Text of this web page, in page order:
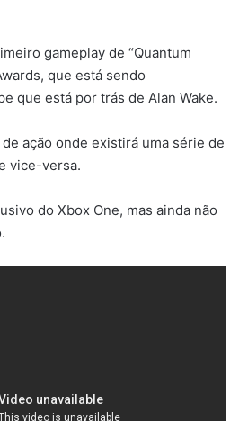
gameplay de “Quantum
que está sendo
que está por trás de Alan Wake.
ação onde existirá uma série de
vice-versa.
do Xbox One, mas ainda não